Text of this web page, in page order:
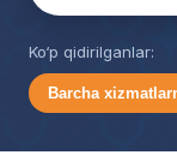
Ko‘p qidirilganlar:
Barcha